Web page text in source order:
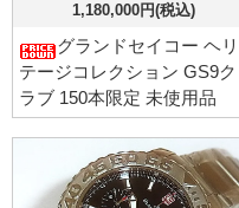
1,180,000円(税込)
グランドセイコー ヘリ
テージコレクション GS9ク
ラブ 150本限定 未使用品